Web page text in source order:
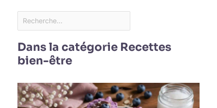
Dans la catégorie Recettes
bien-être